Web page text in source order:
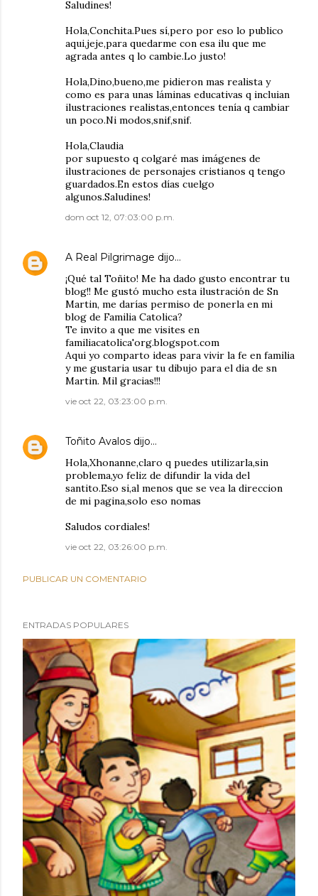
Saludines!
Hola,Conchita.Pues sí,pero por eso lo publico
aqui,jeje,para quedarme con esa ilu que me
agrada antes q lo cambie.Lo justo!
Hola,Dino,bueno,me pidieron mas realista y
como es para unas láminas educativas q incluian
ilustraciones realistas,entonces tenía q cambiar
un poco.Ni modos,snif,snif.
Hola,Claudia
por supuesto q colgaré mas imágenes de
ilustraciones de personajes cristianos q tengo
guardados.En estos días cuelgo
algunos.Saludines!
dom oct 12, 07:03:00 p.m.
A Real Pilgrimage dijo…
¡Qué tal Toñito! Me ha dado gusto encontrar tu
blog!! Me gustó mucho esta ilustración de Sn
Martin, me darías permiso de ponerla en mi
blog de Familia Catolica?
Te invito a que me visites en
familiacatolica'org.blogspot.com
Aqui yo comparto ideas para vivir la fe en familia
y me gustaria usar tu dibujo para el dia de sn
Martin. Mil gracias!!!
vie oct 22, 03:23:00 p.m.
Toñito Avalos dijo…
Hola,Xhonanne,claro q puedes utilizarla,sin
problema,yo feliz de difundir la vida del
santito.Eso si,al menos que se vea la direccion
de mi pagina,solo eso nomas
Saludos cordiales!
vie oct 22, 03:26:00 p.m.
PUBLICAR UN COMENTARIO
ENTRADAS POPULARES